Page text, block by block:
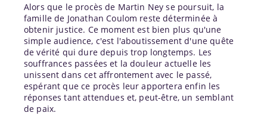
Alors que le procès de Martin Ney se poursuit, la
famille de Jonathan Coulom reste déterminée à
obtenir justice. Ce moment est bien plus qu'une
simple audience, c'est l'aboutissement d'une quête
de vérité qui dure depuis trop longtemps. Les
souffrances passées et la douleur actuelle les
unissent dans cet affrontement avec le passé,
espérant que ce procès leur apportera enfin les
réponses tant attendues et, peut-être, un semblant
de paix.